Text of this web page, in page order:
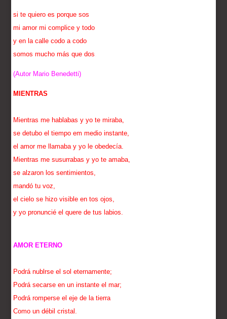
si te quiero es porque sos
mi amor mi complice y todo
y en la calle codo a codo
somos mucho más que dos.
(Autor Mario Benedetti)
MIENTRAS
Mientras me hablabas y yo te miraba,
se detubo el tiempo em medio instante,
el amor me llamaba y yo le obedecía.
Mientras me susurrabas y yo te amaba,
se alzaron los sentimientos,
mandó tu voz,
el cielo se hizo visible en tos ojos,
y yo pronuncié el quere de tus labios.
AMOR ETERNO
Podrá nublrse el sol eternamente;
Podrá secarse en un instante el mar;
Podrá romperse el eje de la tierra
Como un débil cristal.